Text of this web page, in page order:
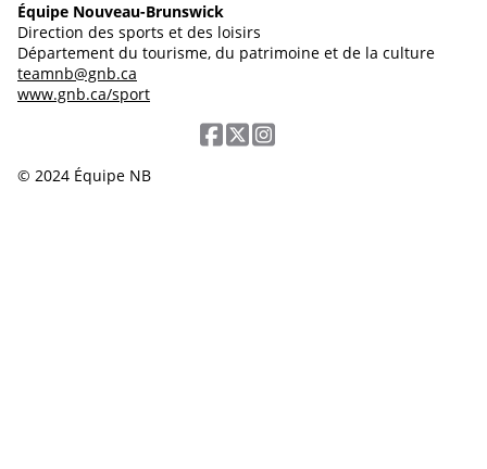
Équipe Nouveau-Brunswick
Direction des sports et des loisirs
Département du tourisme, du patrimoine et de la culture
teamnb@gnb.ca
www.gnb.ca/sport
© 2024 Équipe NB